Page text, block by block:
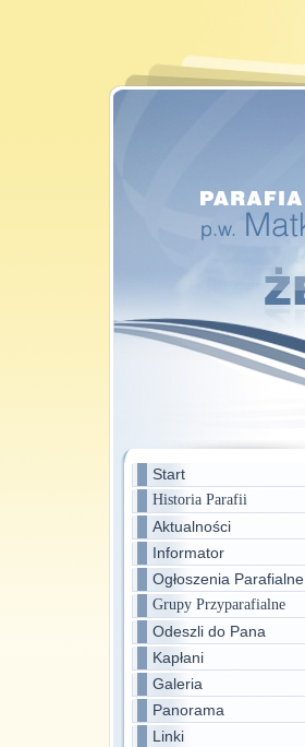
Start
Historia Parafii
Aktualności
Informator
Ogłoszenia Parafialne
Grupy Przyparafialne
Odeszli do Pana
Kapłani
Galeria
Panorama
Linki